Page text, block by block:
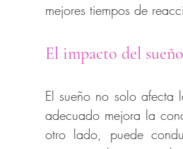
mejores tiempos de
El impacto del
El sueño no solo afecta
adecuado mejora la
otro lado, puede